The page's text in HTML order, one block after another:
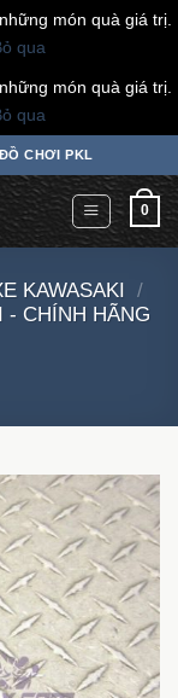
món quà giá trị.
qua
món quà giá trị.
qua
CHƠI PKL
0
KAWASAKI /
- CHÍNH HÃNG